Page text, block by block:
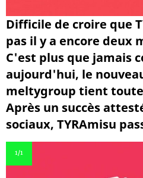
Difficile de croire que
pas il y a encore deux
C'est plus que jamais
aujourd'hui, le
meltygroup tient
Après un succès
sociaux, TYRAmisu
1/1